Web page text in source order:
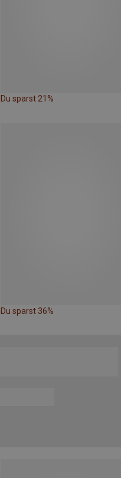
Du sparst 21%
Du sparst 36%